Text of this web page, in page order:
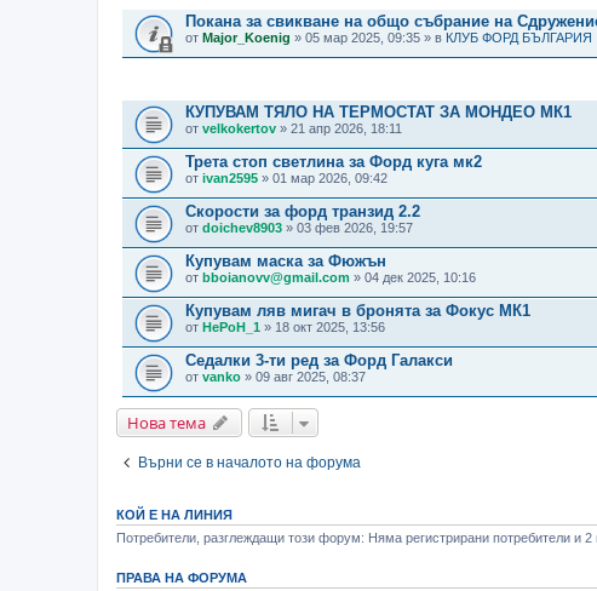
Покана за свикване на общо събрание на
от Major_Koenig » 05 мар 2025, 09:35 » в КЛУБ ФОРД БЪЛГАРИЯ
КУПУВАМ ТЯЛО НА ТЕРМОСТАТ ЗА МОНДЕО МК1
от velkokertov » 21 апр 2026, 18:11
Трета стоп светлина за Форд куга мк2
от ivan2595 » 01 мар 2026, 09:42
Скорости за форд транзид 2.2
от doichev8903 » 03 фев 2026, 19:57
Купувам маска за Фюжън
от bboianovv@gmail.com » 04 дек 2025, 10:16
Купувам ляв мигач в бронята за Фокус МК1
от HePoH_1 » 18 окт 2025, 13:56
Седалки 3-ти ред за Форд Галакси
от vanko » 09 авг 2025, 08:37
Нова тема
Върни се в началото на форума
КОЙ Е НА ЛИНИЯ
Потребители, разглеждащи този форум: Няма регистрирани потребители и 2
ПРАВА НА ФОРУМА